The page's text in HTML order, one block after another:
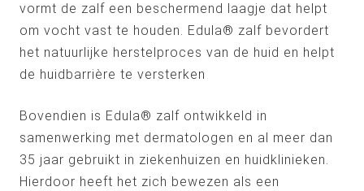
vormt de zalf een beschermend laagje dat helpt
om vocht vast te houden. Edula® zalf bevordert
het natuurlijke herstelproces van de huid en helpt
de huidbarrière te versterken
Bovendien is Edula® zalf ontwikkeld in
samenwerking met dermatologen en al meer dan
35 jaar gebruikt in ziekenhuizen en huidklinieken.
Hierdoor heeft het zich bewezen als een